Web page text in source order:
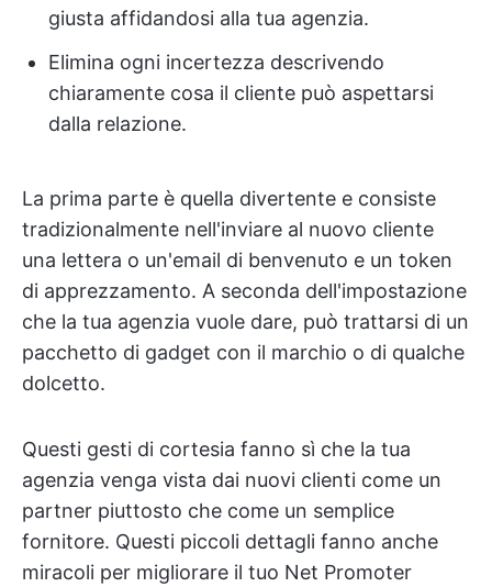
giusta affidandosi alla tua agenzia.
Elimina ogni incertezza descrivendo
chiaramente cosa il cliente può aspettarsi
dalla relazione.
La prima parte è quella divertente e consiste
tradizionalmente nell'inviare al nuovo cliente
una lettera o un'email di benvenuto e un token
di apprezzamento. A seconda dell'impostazione
che la tua agenzia vuole dare, può trattarsi di un
pacchetto di gadget con il marchio o di qualche
dolcetto.
Questi gesti di cortesia fanno sì che la tua
agenzia venga vista dai nuovi clienti come un
partner piuttosto che come un semplice
fornitore. Questi piccoli dettagli fanno anche
miracoli per migliorare il tuo Net Promoter